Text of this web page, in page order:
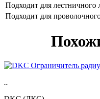
Подходит для лестничного
Подходит для
..